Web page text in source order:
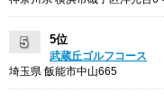
5位
武蔵丘ゴルフコース
埼玉県 飯能市中山665